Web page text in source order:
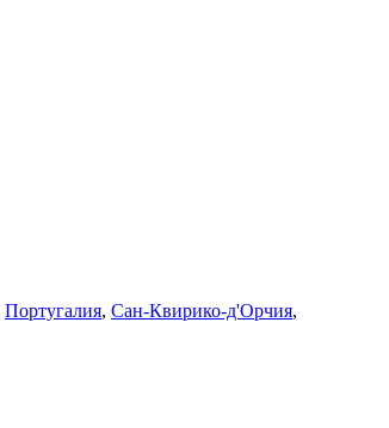
Португалия, Сан-Квирико-д'Орчия,